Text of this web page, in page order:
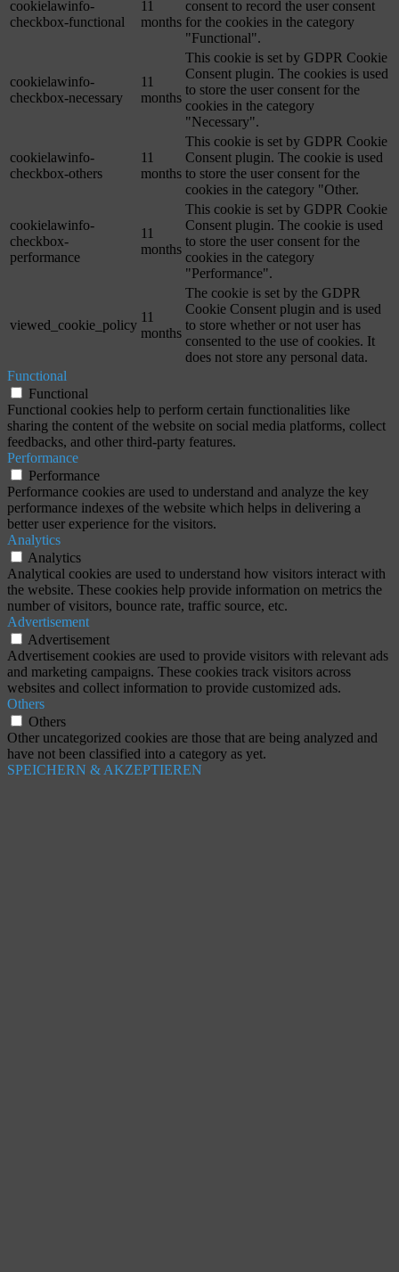
cookielawinfo-
checkbox-functional
11
months
consent to record the user consent
for the cookies in the category
"Functional".
cookielawinfo-
checkbox-necessary
11
months
This cookie is set by GDPR Cookie
Consent plugin. The cookies is used
to store the user consent for the
cookies in the category
"Necessary".
cookielawinfo-
checkbox-others
11
months
This cookie is set by GDPR Cookie
Consent plugin. The cookie is used
to store the user consent for the
cookies in the category "Other.
cookielawinfo-
checkbox-
performance
11
months
This cookie is set by GDPR Cookie
Consent plugin. The cookie is used
to store the user consent for the
cookies in the category
"Performance".
viewed_cookie_policy
11
months
The cookie is set by the GDPR
Cookie Consent plugin and is used
to store whether or not user has
consented to the use of cookies. It
does not store any personal data.
Functional
Functional
Functional cookies help to perform certain functionalities like
sharing the content of the website on social media platforms, collect
feedbacks, and other third-party features.
Performance
Performance
Performance cookies are used to understand and analyze the key
performance indexes of the website which helps in delivering a
better user experience for the visitors.
Analytics
Analytics
Analytical cookies are used to understand how visitors interact with
the website. These cookies help provide information on metrics the
number of visitors, bounce rate, traffic source, etc.
Advertisement
Advertisement
Advertisement cookies are used to provide visitors with relevant ads
and marketing campaigns. These cookies track visitors across
websites and collect information to provide customized ads.
Others
Others
Other uncategorized cookies are those that are being analyzed and
have not been classified into a category as yet.
SPEICHERN & AKZEPTIEREN